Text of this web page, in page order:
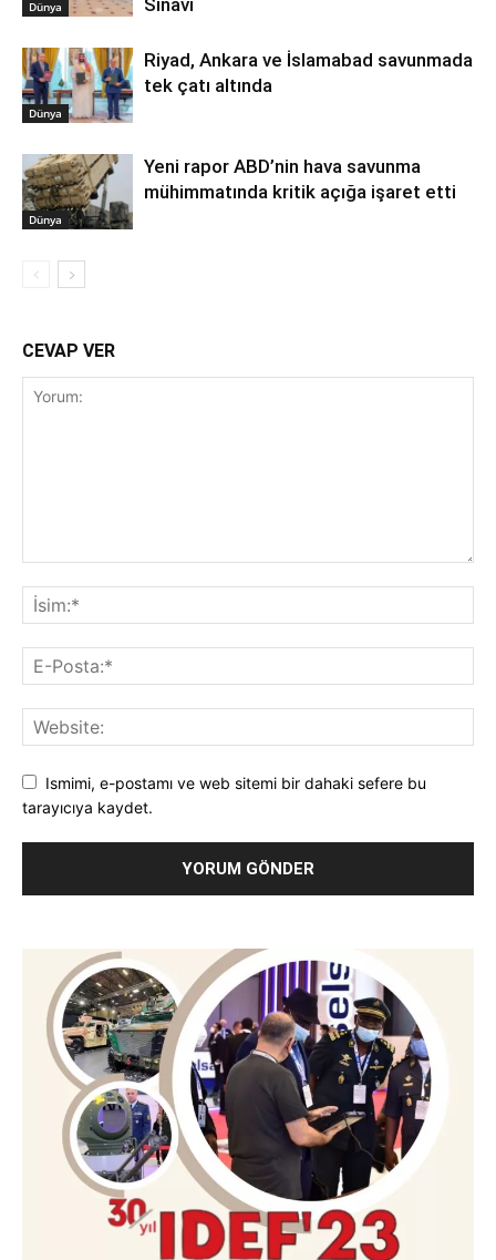
Dünya
Dünya
Riyad, Ankara ve İslamabad savunmada
tek çatı altında
Dünya
Yeni rapor ABD’nin hava savunma
mühimmatında kritik açığa işaret etti
CEVAP VER
Ismimi, e-postamı ve web sitemi bir dahaki sefere bu
tarayıcıya kaydet.